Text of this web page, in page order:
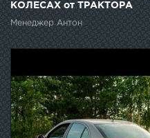
КОЛЕСАХ от ТРАКТОРА
Менеджер Антон